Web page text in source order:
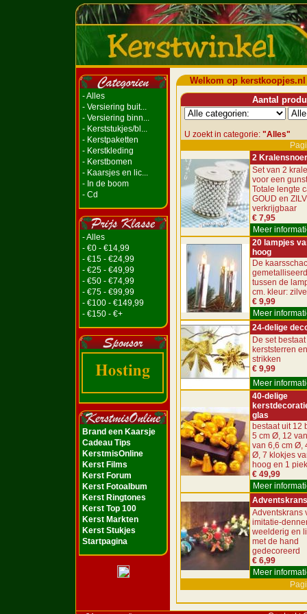
- Alles
- Versiering buit...
- Versiering binn...
- Kerststukjes/bl...
- Kerstpaketten
- Kerstkleding
- Kerstbomen
- Kaarsjes en lic...
- In de boom
- Cd
- Alles
- €0 - €14,99
- €15 - €24,99
- €25 - €49,99
- €50 - €74,99
- €75 - €99,99
- €100 - €149,99
- €150 - €+
Brand een Kaarsje
Cadeau Tips
KerstmisOnline
Kerst Films
Kerst Forum
Kerst Fotoalbum
Kerst Ringtones
Kerst Top 100
Kerst Markten
Kerst Stukjes
Startpagina
Welkom op kerstkoopjes.nl
Aantal
U zoekt in categorie: "Alles"
2
Set van 2
voor een
Totale lengte
GOUD en
verkrijgbaar
€ 7,95
Meer
20 lampjes
hoog
De
tussen de
cm. kleur:
€ 9,99
Meer
24-delige
De set
kerststerren
strikken
€ 9,99
Meer
40-delige
glas
bestaat uit 12
5 cm Ø, 12
van 6,6 cm Ø,
Ø, 7 klokjes
hoog en 1
€ 49,99
Meer
Adventskrans
Adventskrans
imitatie-
weelderig en
met de hand
gedecoreerd
€ 6,99
Meer